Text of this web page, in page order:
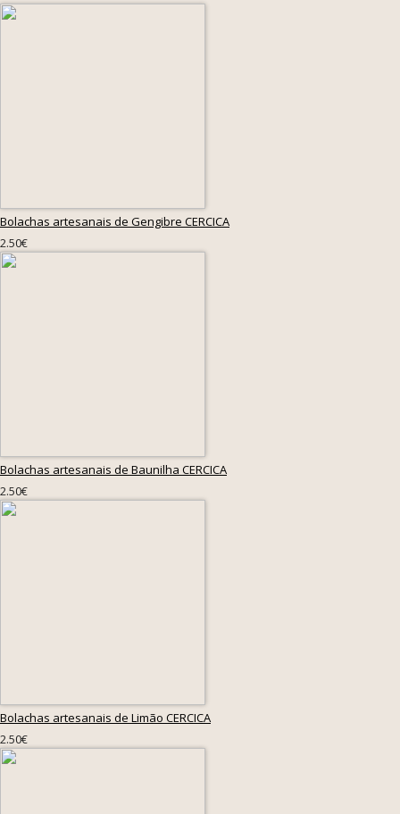
Bolachas artesanais de Gengibre CERCICA
2.50€
Bolachas artesanais de Baunilha CERCICA
2.50€
Bolachas artesanais de Limão CERCICA
2.50€